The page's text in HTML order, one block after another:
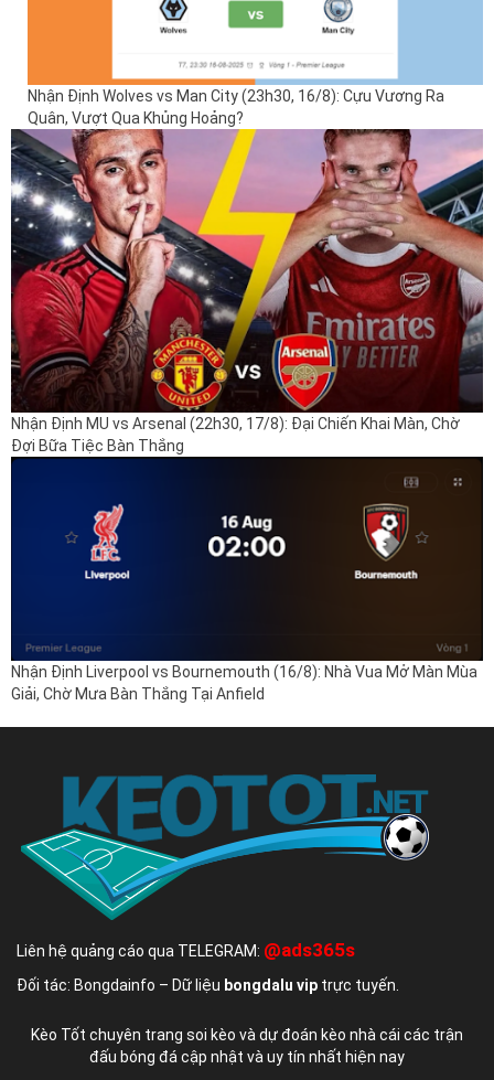
Nhận Định Wolves vs Man City (23h30, 16/8): Cựu Vương Ra
Quân, Vượt Qua Khủng Hoảng?
Nhận Định MU vs Arsenal (22h30, 17/8): Đại Chiến Khai Màn, Chờ
Đợi Bữa Tiệc Bàn Thắng
Nhận Định Liverpool vs Bournemouth (16/8): Nhà Vua Mở Màn Mùa
Giải, Chờ Mưa Bàn Thắng Tại Anfield
Liên hệ quảng cáo qua TELEGRAM: @ads365s
Đối tác: Bongdainfo – Dữ liệu bongdalu vip trực tuyến.
Kèo Tốt chuyên trang soi kèo và dự đoán kèo nhà cái các trận
đấu bóng đá cập nhật và uy tín nhất hiện nay